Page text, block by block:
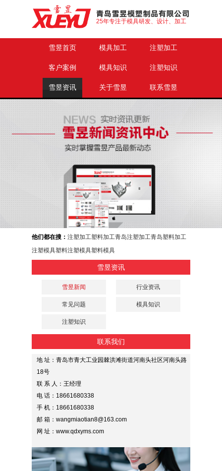
25年专注于模具研发、设计、加工
雪昱首页 模具加工 注塑加工
客户案例 模具知识 注塑知识
雪昱资讯 关于雪昱 联系雪昱
他们都在搜： 注塑加工塑料加工青岛注塑加工青岛塑料加工
注塑模具塑料注塑模具塑料模具
雪昱资讯
雪昱新闻 行业资讯
常见问题 模具知识
注塑知识
联系我们
地 址：青岛市青大工业园棘洪滩街道河南头社区河南头路
18号
联 系 人：王经理
电 话：18661680338
手 机：18661680338
邮 箱：wangmiaotian8@163.com
网 址：www.qdxyms.com